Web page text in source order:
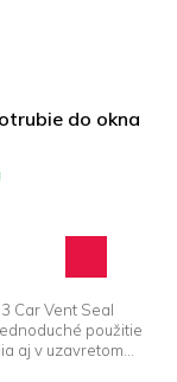
do okna
Car Vent Seal
použitie
aj v uzavretom...